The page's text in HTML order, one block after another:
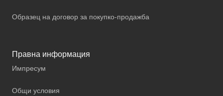
Образец на договор за покупко-продажба
Правна информация
Импресум
Общи условия